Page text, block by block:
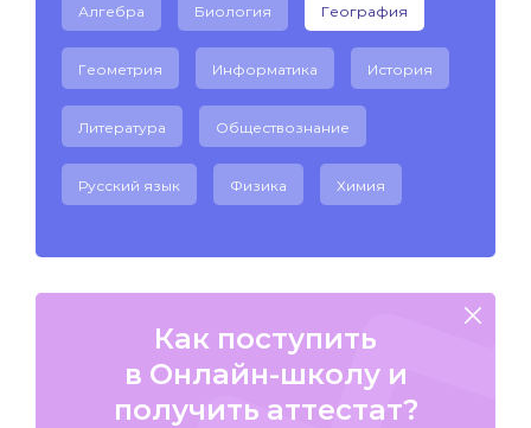
Алгебра Биология География
Геометрия Информатика История
Литература Обществознание
Русский язык Физика Химия
Как поступить
в Онлайн-школу и
получить аттестат?